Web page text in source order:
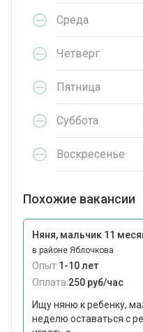
Среда
Четверг
Пятница
Суббота
Воскресенье
Похожие вакансии
Няня, мальчик 11
в районе Яблочкова
Опыт:1-10 лет
Оплата:250 руб/час
Ищу няню к ребенку,
неделю оставаться с